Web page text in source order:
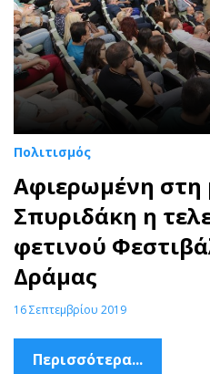
Πολιτισμός
Αφιερωμένη στη
Σπυριδάκη η
φετινού
Δράμας
16 Σεπτεμβρίου 2019
Περισσότερα...